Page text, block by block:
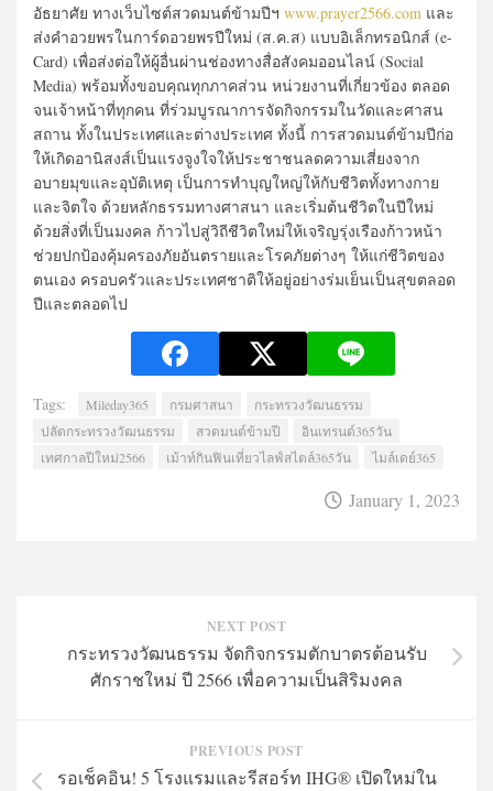
อัธยาศัย ทางเว็บไซต์สวดมนต์ข้ามปีฯ www.prayer2566.com และ
ส่งคำอวยพรในการ์ดอวยพรปีใหม่ (ส.ค.ส) แบบอิเล็กทรอนิกส์ (e-
Card) เพื่อส่งต่อให้ผู้อื่นผ่านช่องทางสื่อสังคมออนไลน์ (Social
Media) พร้อมทั้งขอบคุณทุกภาคส่วน หน่วยงานที่เกี่ยวข้อง ตลอด
จนเจ้าหน้าที่ทุกคน ที่ร่วมบูรณาการจัดกิจกรรมในวัดและศาสน
สถาน ทั้งในประเทศและต่างประเทศ ทั้งนี้ การสวดมนต์ข้ามปีก่อ
ให้เกิดอานิสงส์เป็นแรงจูงใจให้ประชาชนลดความเสี่ยงจาก
อบายมุขและอุบัติเหตุ เป็นการทำบุญใหญ่ให้กับชีวิตทั้งทางกาย
และจิตใจ ด้วยหลักธรรมทางศาสนา และเริ่มต้นชีวิตในปีใหม่
ด้วยสิ่งที่เป็นมงคล ก้าวไปสู่วิถีชีวิตใหม่ให้เจริญรุ่งเรืองก้าวหน้า
ช่วยปกป้องคุ้มครองภัยอันตรายและโรคภัยต่างๆ ให้แก่ชีวิตของ
ตนเอง ครอบครัวและประเทศชาติให้อยู่อย่างร่มเย็นเป็นสุขตลอด
ปีและตลอดไป
Tags: Mileday365 กรมศาสนา
กระทรวงวัฒนธรรม
ปลัดกระทรวงวัฒนธรรม
สวดมนต์ข้ามปี
อินเทรนด์365วัน
เทศกาลปีใหม่2566
เม้าท์กินฟินเที่ยวไลฟ์สไตล์365วัน ไมล์เดย์365
January 1, 2023
NEXT POST
กระทรวงวัฒนธรรม จัดกิจกรรมตักบาตรต้อนรับ
ศักราชใหม่ ปี 2566 เพื่อความเป็นสิริมงคล
PREVIOUS POST
รอเช็คอิน! 5 โรงแรมและรีสอร์ท IHG® เปิดใหม่ใน